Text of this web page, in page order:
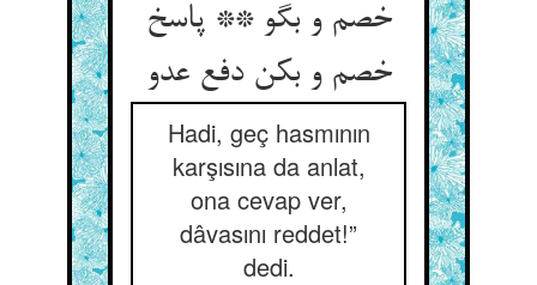
خصم و بگو ** پاسخ
خصم و بکن دفع عدو
Hadi, geç hasmının
karşısına da anlat,
ona cevap ver,
dâvasını reddet!”
dedi.